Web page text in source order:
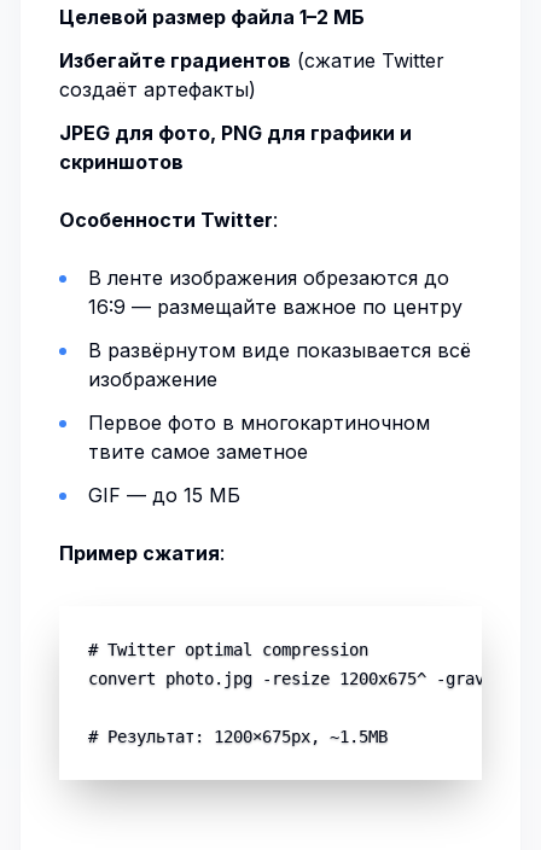
Целевой размер файла 1–2 МБ
Избегайте градиентов (сжатие Twitter
создаёт артефакты)
JPEG для фото, PNG для графики и
скриншотов
Особенности Twitter:
В ленте изображения обрезаются до
16:9 — размещайте важное по центру
В развёрнутом виде показывается всё
изображение
Первое фото в многокартиночном
твите самое заметное
GIF — до 15 МБ
Пример сжатия:
# Twitter optimal compression
convert photo.jpg -resize 1200x675^ -